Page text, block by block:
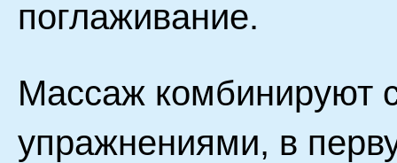
поглаживание.
Массаж комбинируют
упражнениями, в